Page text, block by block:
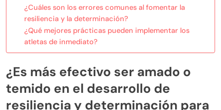
¿Cuáles son los errores comunes al fomentar la
resiliencia y la determinación?
¿Qué mejores prácticas pueden implementar los
atletas de inmediato?
¿Es más efectivo ser amado o
temido en el desarrollo de
resiliencia y determinación para